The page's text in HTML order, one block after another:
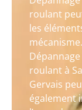
roulant
les
roulant à
Gervais
également